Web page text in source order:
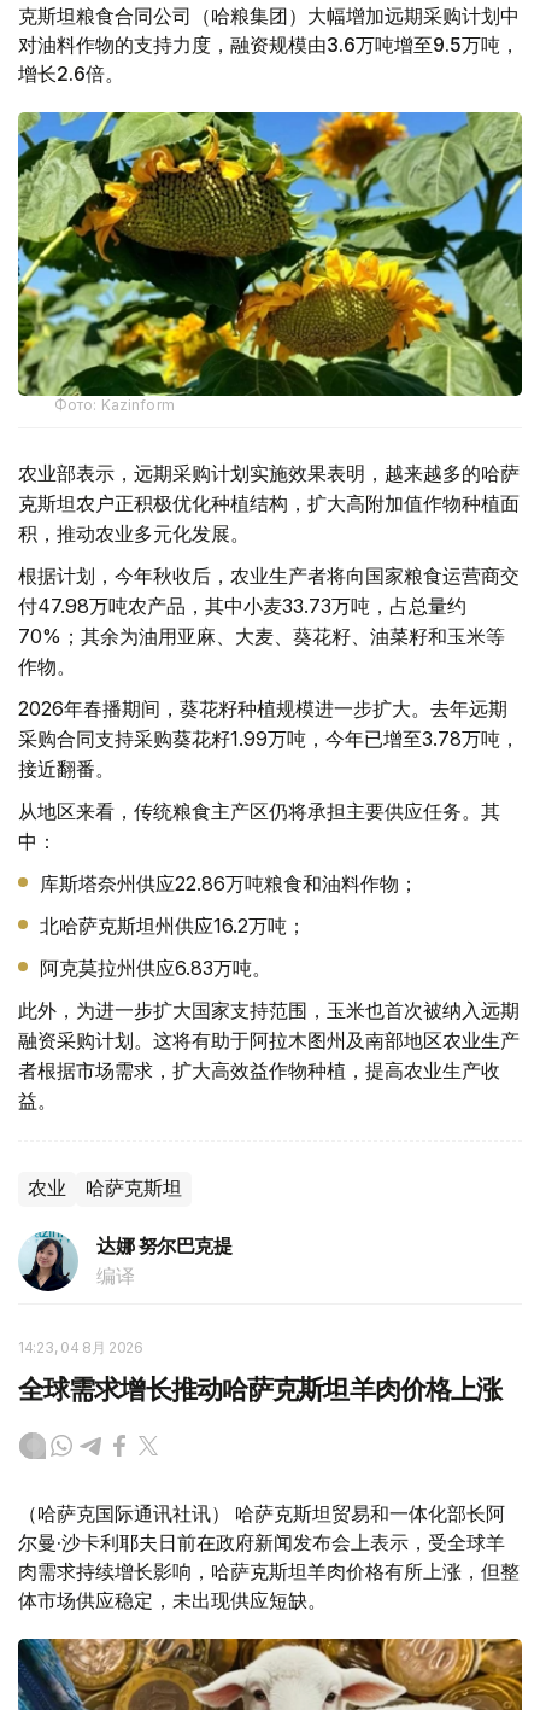
克斯坦粮食合同公司（哈粮集团）大幅增加远期采购计划中
对油料作物的支持力度，融资规模由3.6万吨增至9.5万吨，
增长2.6倍。
Фото: Kazinform
农业部表示，远期采购计划实施效果表明，越来越多的哈萨
克斯坦农户正积极优化种植结构，扩大高附加值作物种植面
积，推动农业多元化发展。
根据计划，今年秋收后，农业生产者将向国家粮食运营商交
付47.98万吨农产品，其中小麦33.73万吨，占总量约
70%；其余为油用亚麻、大麦、葵花籽、油菜籽和玉米等
作物。
2026年春播期间，葵花籽种植规模进一步扩大。去年远期
采购合同支持采购葵花籽1.99万吨，今年已增至3.78万吨，
接近翻番。
从地区来看，传统粮食主产区仍将承担主要供应任务。其
中：
库斯塔奈州供应22.86万吨粮食和油料作物；
北哈萨克斯坦州供应16.2万吨；
阿克莫拉州供应6.83万吨。
此外，为进一步扩大国家支持范围，玉米也首次被纳入远期
融资采购计划。这将有助于阿拉木图州及南部地区农业生产
者根据市场需求，扩大高效益作物种植，提高农业生产收
益。
农业 哈萨克斯坦
达娜 努尔巴克提
编译
14:23, 04 8月 2026
全球需求增长推动哈萨克斯坦羊肉价格上涨
（哈萨克国际通讯社讯） 哈萨克斯坦贸易和一体化部长阿
尔曼·沙卡利耶夫日前在政府新闻发布会上表示，受全球羊
肉需求持续增长影响，哈萨克斯坦羊肉价格有所上涨，但整
体市场供应稳定，未出现供应短缺。